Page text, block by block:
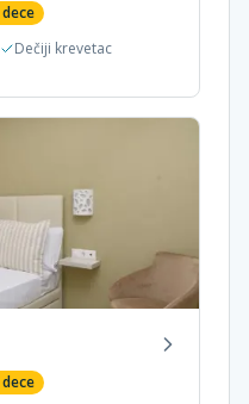
dece
Dečiji krevetac
dece